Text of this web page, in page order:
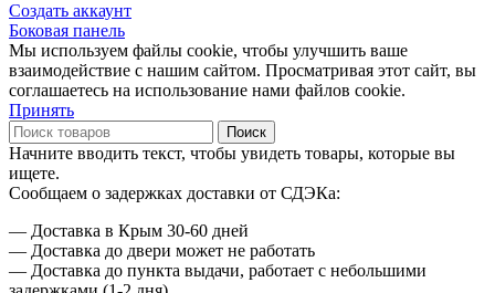
Создать аккаунт
Боковая панель
Мы используем файлы cookie, чтобы улучшить ваше
взаимодействие с нашим сайтом. Просматривая этот сайт, вы
соглашаетесь на использование нами файлов cookie.
Принять
Поиск
Начните вводить текст, чтобы увидеть товары, которые вы
ищете.
Сообщаем о задержках доставки от СДЭКа:
— Доставка в Крым 30-60 дней
— Доставка до двери может не работать
— Доставка до пункта выдачи, работает с небольшими